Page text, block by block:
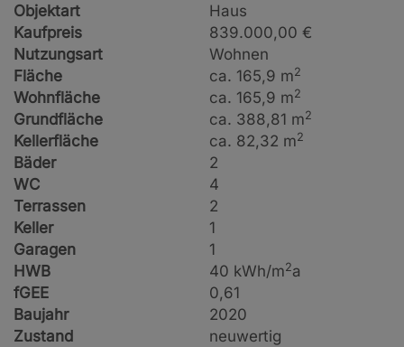
Objektart
Haus
Kaufpreis
839.000,00 €
Nutzungsart
Wohnen
Fläche
ca. 165,9 m2
Wohnfläche ca. 165,9 m2
Grundfläche ca. 388,81 m2
Kellerfläche ca. 82,32 m2
Bäder
2
WC
4
Terrassen
2
Keller
1
Garagen
1
HWB
40 kWh/m2a
fGEE
0,61
Baujahr
2020
Zustand
neuwertig